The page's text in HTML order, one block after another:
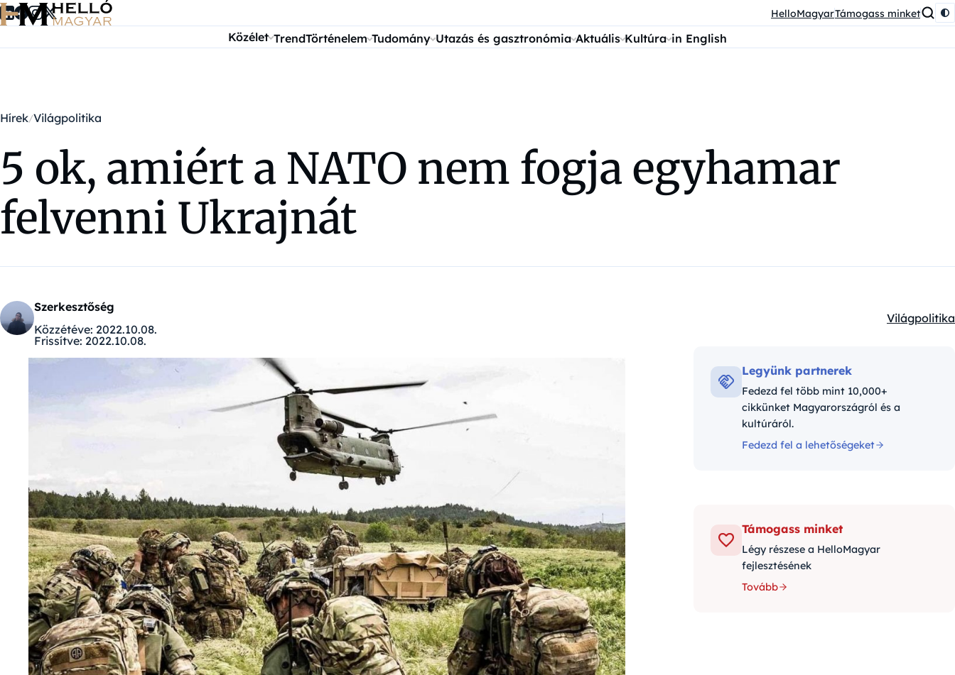
Ugrás a tartalomra HelloMagyarTámogass minket
Közélet TrendTörténelem Tudomány Utazás és gasztronómia Aktuális Kultúra in English
Hírek Világpolitika
5 ok, amiért a NATO nem fogja egyhamar
felvenni Ukrajnát
Szerkesztőség
Közzétéve: 2022.10.08.
Frissítve: 2022.10.08.
Kategóriák:
Világpolitika
Legyünk partnerek
Fedezd fel több mint 10,000+
cikkünket Magyarországról és a
kultúráról.
Fedezd fel a lehetőségeket
Támogass minket
Légy részese a HelloMagyar
fejlesztésének
Tovább